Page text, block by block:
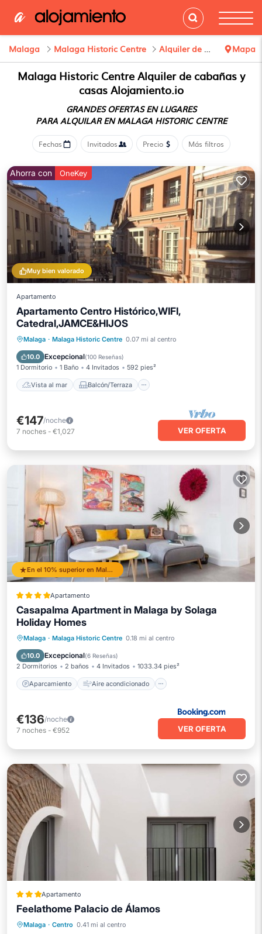
Malaga Malaga Historic Centre Alquiler de Cabina Mapa
Malaga Historic Centre Alquiler de cabañas y
casas Alojamiento.io
GRANDES OFERTAS EN LUGARES
PARA ALQUILAR EN MALAGA HISTORIC CENTRE
Fechas Invitados Precio Más filtros
Muy bien valorado
Ahorra con OneKey
Apartamento
Apartamento Centro Histórico,WIFI,
Catedral,JAMCE&HIJOS
Malaga · Malaga Historic Centre 0.07 mi al centro
10.0 Excepcional(100 Reseñas)
1 Dormitorio 1 Baño 4 Invitados 592 pies²
Vista al mar Balcón/Terraza
Vista al mar
Balcón/Terraza
Vistas
Cocina
€147/noche
7 noches - €1,027 VER OFERTA
En el 10% superior en Malaga Historic Centre
Apartamento
Casapalma Apartment in Malaga by Solaga
Holiday Homes
Malaga · Malaga Historic Centre 0.18 mi al centro
10.0 Excepcional(6 Reseñas)
2 Dormitorios 2 baños 4 Invitados 1033.34 pies²
Aparcamiento Aire acondicionado
Aparcamiento
Aire acondicionado
Internet
Apto para niños
€136/noche
7 noches - €952 VER OFERTA
Apartamento
Feelathome Palacio de Álamos
Malaga · Centro 0.41 mi al centro
Cocina Aire acondicionado